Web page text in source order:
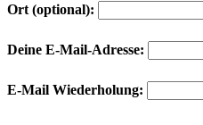
Ort (optional):
Deine E-Mail-Adresse:
E-Mail Wiederholung: